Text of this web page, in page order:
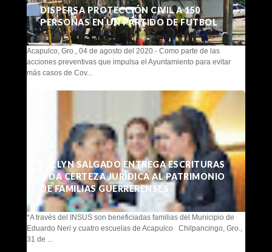
DISPERSA PROTECCIÓN CIVIL A 150
PERSONAS EN UN PARTIDO DE FUTBOL
Acapulco, Gro., 04 de agosto del 2020.- Como parte de las
acciones preventivas que impulsa el Ayuntamiento para evitar
más casos de Cov...
EVELYN SALGADO ENTREGA ESCRITURAS
Y DA CERTEZA JURÍDICA AL PATRIMONIO
DE FAMILIAS GUERRERENSES
*A través del INSUS son beneficiadas familias del Municipio de
Eduardo Neri y cuatro escuelas de Acapulco Chilpancingo, Gro.,
31 de ...